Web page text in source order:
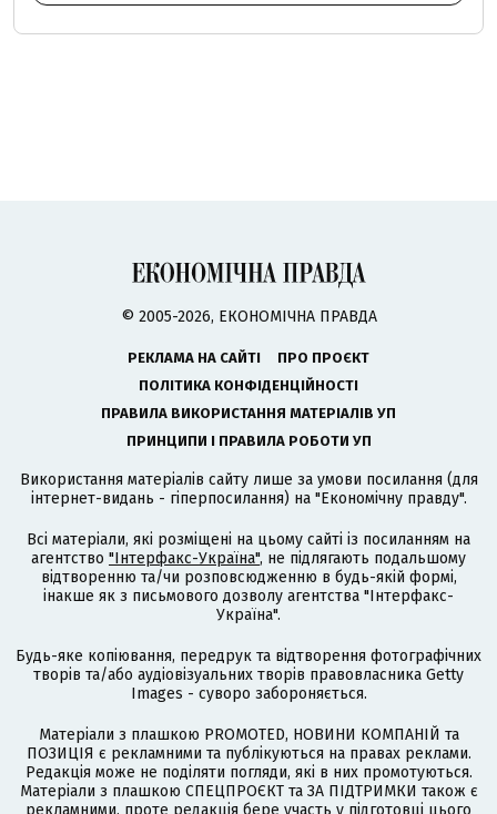
© 2005-2026, ЕКОНОМІЧНА ПРАВДА
РЕКЛАМА НА САЙТІ
ПРО ПРОЄКТ
ПОЛІТИКА КОНФІДЕНЦІЙНОСТІ
ПРАВИЛА ВИКОРИСТАННЯ МАТЕРІАЛІВ УП
ПРИНЦИПИ І ПРАВИЛА РОБОТИ УП
Використання матеріалів сайту лише за умови посилання (для
інтернет-видань - гіперпосилання) на "Економічну правду".
Всі матеріали, які розміщені на цьому сайті із посиланням на
агентство "Інтерфакс-Україна", не підлягають подальшому
відтворенню та/чи розповсюдженню в будь-якій формі,
інакше як з письмового дозволу агентства "Інтерфакс-
Україна".
Будь-яке копіювання, передрук та відтворення фотографічних
творів та/або аудіовізуальних творів правовласника Getty
Images - суворо забороняється.
Матеріали з плашкою PROMOTED, НОВИНИ КОМПАНІЙ та
ПОЗИЦІЯ є рекламними та публікуються на правах реклами.
Редакція може не поділяти погляди, які в них промотуються.
Матеріали з плашкою СПЕЦПРОЄКТ та ЗА ПІДТРИМКИ також є
рекламними, проте редакція бере участь у підготовці цього